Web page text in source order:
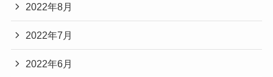
2022年8月
2022年7月
2022年6月